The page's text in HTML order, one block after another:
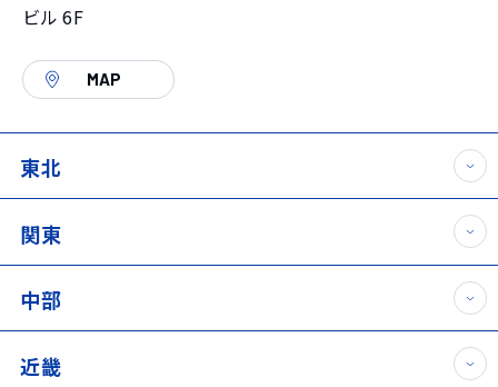
ビル 6F
MAP
東北
関東
中部
近畿